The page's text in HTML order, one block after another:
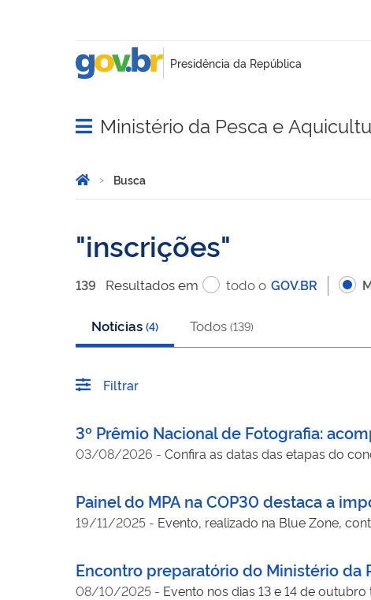
Abrir menu principal de navegação
Ministério da Pesca e
Você está aqui:
Página Inicial
Busca
inscrições
139 Resultadosem todo o GOV.BR
Notícias (4) Todos (139)
Filtrar
3º Prêmio Nacional de Fotografia:
03/08/2026 - Confira as datas das etapas do
Painel do MPA na COP30 destaca a
19/11/2025 - Evento, realizado na Blue Zone,
Encontro preparatório do Ministério da
08/10/2025 - Evento nos dias 13 e 14 de